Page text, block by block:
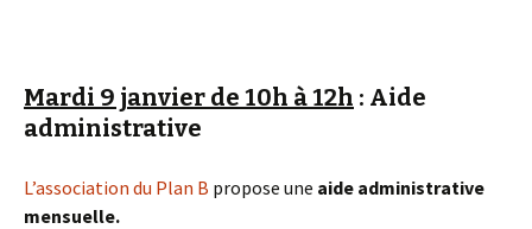
Mardi 9 janvier de 10h à 12h : Aide
administrative
L’association du Plan B propose une aide administrative
mensuelle.